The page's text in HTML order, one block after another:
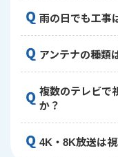
をご提案いたし
定し、最も良好
ます。
可能です。ただ
に関して管理会
たします。場合
時に原状回復し
です。
雨の日でも工事
安全面を考慮し
合わせることが
ご相談ください
一に考え、状況
アンテナの種類
お住まいの地域
の構造などを考
します。地デジ
様のニーズや住
複数のテレビで
か？
複数のテレビで
を行います。テ
4K・8K放送は